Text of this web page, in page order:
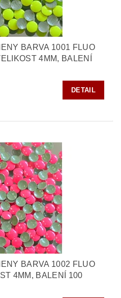
BARVA 1001 FLUO
4MM, BALENÍ
DETAIL
BARVA 1002 FLUO
4MM, BALENÍ 100